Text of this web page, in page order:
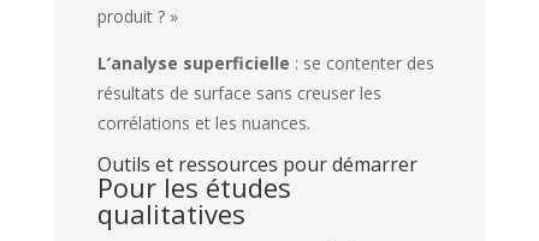
produit ? »
L’analyse superficielle : se contenter des
résultats de surface sans creuser les
corrélations et les nuances.
Outils et ressources pour démarrer
Pour les études
qualitatives